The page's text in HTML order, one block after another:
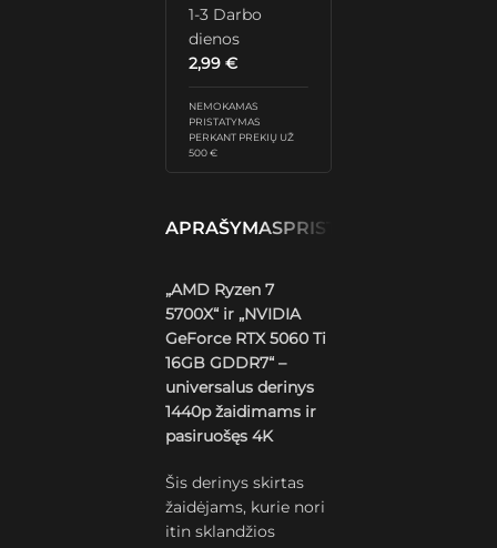
1-3 Darbo
dienos
2,99€
NEMOKAMAS
PRISTATYMAS
PERKANT PREKIŲ UŽ
500 €
APRAŠYMASPRISTATYMAS IR
„AMD Ryzen 7
5700X“ ir „NVIDIA
GeForce RTX 5060 Ti
16GB GDDR7“ –
universalus derinys
1440p žaidimams ir
pasiruošęs 4K
Šis derinys skirtas
žaidėjams, kurie nori
itin sklandžios